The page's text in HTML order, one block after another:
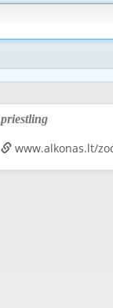
priestling
www.alkonas.lt/